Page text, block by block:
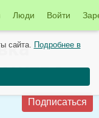
Люди Войти
Подписаться
сайта. Подробнее в